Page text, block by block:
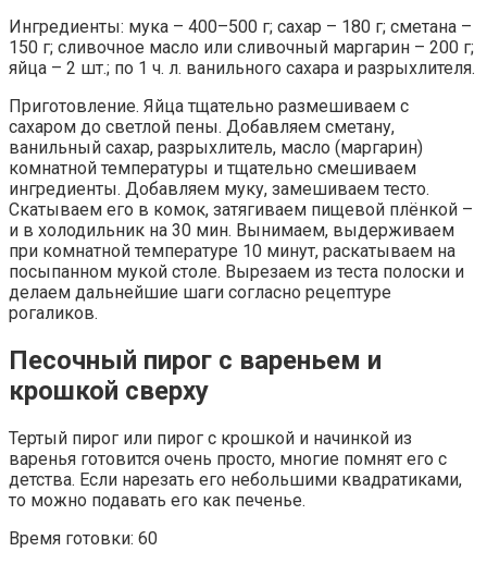
Ингредиенты: мука – 400–500 г; сахар – 180 г; сметана –
150 г; сливочное масло или сливочный маргарин – 200 г;
яйца – 2 шт.; по 1 ч. л. ванильного сахара и разрыхлителя.
Приготовление. Яйца тщательно размешиваем с
сахаром до светлой пены. Добавляем сметану,
ванильный сахар, разрыхлитель, масло (маргарин)
комнатной температуры и тщательно смешиваем
ингредиенты. Добавляем муку, замешиваем тесто.
Скатываем его в комок, затягиваем пищевой плёнкой –
и в холодильник на 30 мин. Вынимаем, выдерживаем
при комнатной температуре 10 минут, раскатываем на
посыпанном мукой столе. Вырезаем из теста полоски и
делаем дальнейшие шаги согласно рецептуре
рогаликов.
Песочный пирог с вареньем и
крошкой сверху
Тертый пирог или пирог с крошкой и начинкой из
варенья готовится очень просто, многие помнят его с
детства. Если нарезать его небольшими квадратиками,
то можно подавать его как печенье.
Время готовки: 60